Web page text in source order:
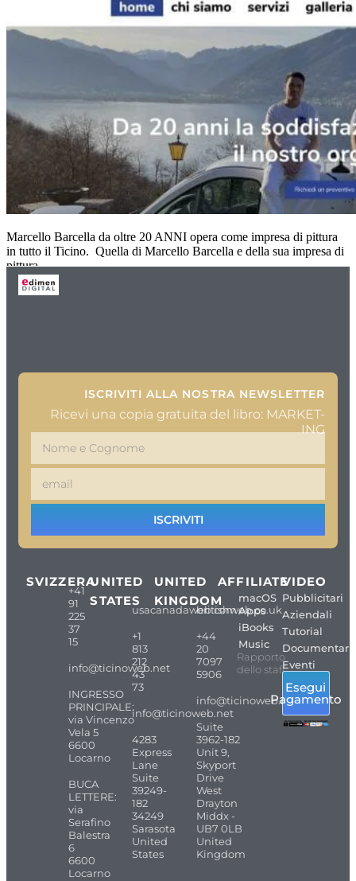
Marcello Barcella da oltre 20 ANNI opera come impresa di pittura
in tutto il Ticino. Quella di Marcello Barcella e della sua impresa di
pittura
ISCRIVITI ALLA NOSTRA NEWSLETTER
Ricevi una copia gratuita del libro: MARKET-
ING
ISCRIVITI
SVIZZERA
+41
91
225
37
15
info@ticinoweb.net
INGRESSO
PRINCIPALE:
via Vincenzo
Vela 5
6600
Locarno
BUCA
LETTERE:
via
Serafino
Balestra
6
6600
Locarno
UNITED
STATES
usacanadaweb.com
+1
813
212
43
73
info@ticinoweb.net
4283
Express
Lane
Suite
39249-
182
34249
Sarasota
United
States
UNITED
KINGDOM
britishweb.co.uk
+44
20
7097
5906
info@ticinoweb.net
Suite
3962-182
Unit 9,
Skyport
Drive
West
Drayton
Middx -
UB7 0LB
United
Kingdom
AFFILIATE
macOS
Apps
iBooks
Music
Rapporto
dello staff
VIDEO
Pubblicitari
Aziendali
Tutorial
Documentari
Eventi
Esegui
Pagamento